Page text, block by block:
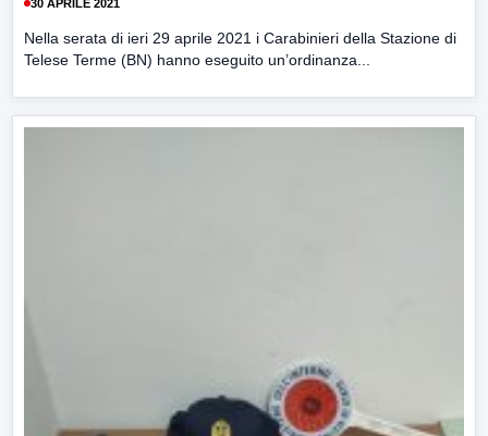
30 APRILE 2021
Nella serata di ieri 29 aprile 2021 i Carabinieri della Stazione di
Telese Terme (BN) hanno eseguito un’ordinanza...